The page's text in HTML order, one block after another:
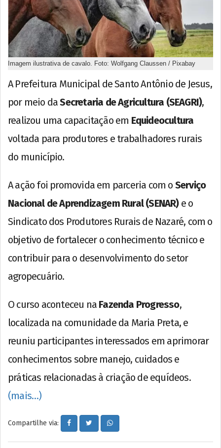
Imagem ilustrativa de cavalo. Foto: Wolfgang Claussen / Pixabay
A Prefeitura Municipal de Santo Antônio de Jesus,
por meio daSecretaria de Agricultura (SEAGRI),
realizou uma capacitação em Equideocultura
voltada para produtores e trabalhadores rurais
do município.
A ação foi promovida em parceria com o Serviço
Nacional de Aprendizagem Rural (SENAR)e o
Sindicato dos Produtores Rurais de Nazaré, com o
objetivo de fortalecer o conhecimento técnico e
contribuir para o desenvolvimento do setor
agropecuário.
O curso aconteceu na Fazenda Progresso,
localizada na comunidade da Maria Preta, e
reuniu participantes interessados em aprimorar
conhecimentos sobre manejo, cuidados e
práticas relacionadas à criação de equídeos.
(mais…)
Compartilhe via: